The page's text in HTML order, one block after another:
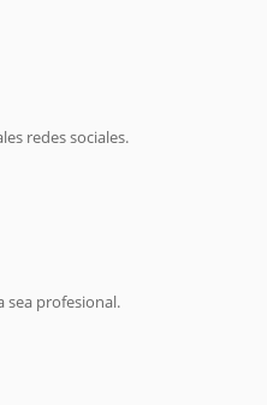
redes sociales.
sea profesional.